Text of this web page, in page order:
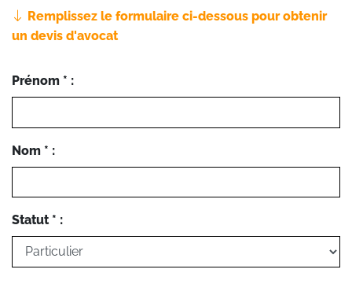
Remplissez le formulaire ci-dessous pour obtenir
un devis d'avocat
Prénom * :
Nom * :
Statut * :